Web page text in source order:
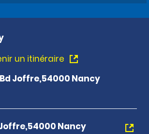
un itinéraire
Joffre,54000 Nancy